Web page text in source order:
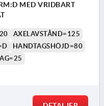
MED VRIDBART
AXELAVSTÅND=125
HANDTAGSHÖJD=80